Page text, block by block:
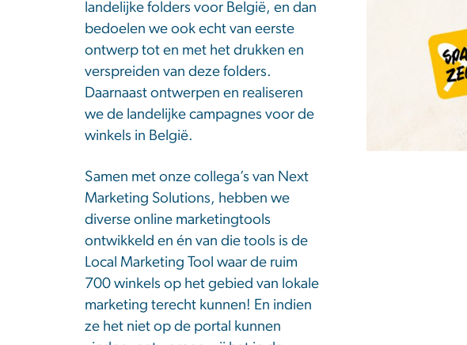
landelijke folders voor België, en dan
bedoelen we ook echt van eerste
ontwerp tot en met het drukken en
verspreiden van deze folders.
Daarnaast ontwerpen en realiseren
we de landelijke campagnes voor de
winkels in België.
Samen met onze collega’s van Next
Marketing Solutions, hebben we
diverse online marketingtools
ontwikkeld en én van die tools is de
Local Marketing Tool waar de ruim
700 winkels op het gebied van lokale
marketing terecht kunnen! En indien
ze het niet op de portal kunnen